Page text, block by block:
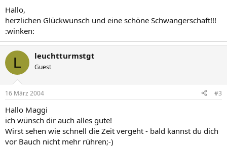
Hallo,
herzlichen Glückwunsch und eine schöne Schwangerschaft!!!
:winken:
L leuchtturmstgt
Guest
16 März 2004 #3
Hallo Maggi
ich wünsch dir auch alles gute!
Wirst sehen wie schnell die Zeit vergeht - bald kannst du dich
vor Bauch nicht mehr rühren;-)